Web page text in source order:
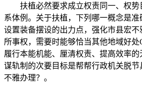
扶植必然要求成立权责同一、权势
系体例。关于扶植，下列哪一概念是
设置装备摆设的出力点，强化市县宏
所事权，需要时能够恰当其他地域好
履行本能机能、厘清权责、提高效率
谋轨制的次要目标是帮帮行政机关脱
不雅办理？。